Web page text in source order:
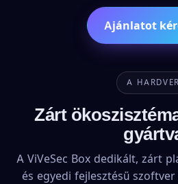
Ajánlatot
A HARDVER
Zárt
A ViVeSec Box dedikált, zárt
és egyedi fejlesztésű